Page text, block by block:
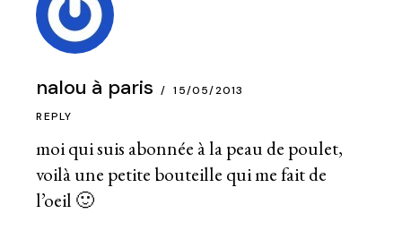
nalou à paris 15/05/2013
moi qui suis abonnée à la peau de poulet,
voilà une petite bouteille qui me fait de
l’oeil 🙂
REPLY